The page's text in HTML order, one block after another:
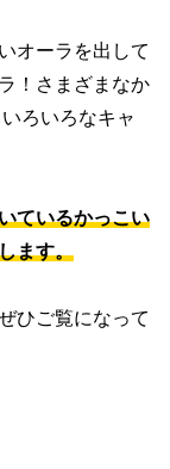
オーラを出して
！さまざまなか
ろいろなキャ
ているかっこい
ます。
ひご覧になって